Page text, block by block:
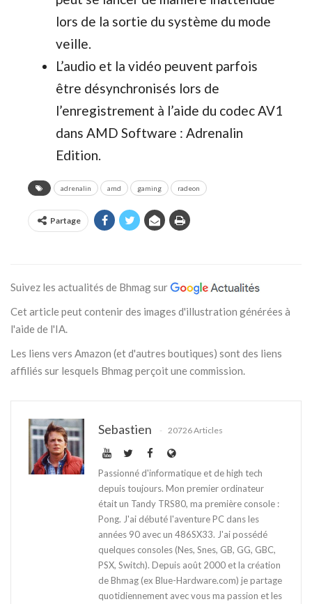
lors de la sortie du système du mode
veille.
L’audio et la vidéo peuvent parfois
être désynchronisés lors de
l’enregistrement à l’aide du codec AV1
dans AMD Software : Adrenalin
Edition.
adrenalin amd gaming radeon
Partage
Suivez les actualités de Bhmag sur
Cet article peut contenir des images d'illustration générées à
l'aide de l'IA.
Les liens vers Amazon (et d'autres boutiques) sont des liens
affiliés sur lesquels Bhmag perçoit une commission.
Sebastien 20726 Articles
Passionné d'informatique et de high tech
depuis toujours. Mon premier ordinateur
était un Tandy TRS80, ma première console :
Pong. J'ai débuté l'aventure PC dans les
années 90 avec un 486SX33. J'ai possédé
quelques consoles (Nes, Snes, GB, GG, GBC,
PSX, Switch). Depuis août 2000 et la création
de Bhmag (ex Blue-Hardware.com) je partage
quotidiennement avec vous ma passion et les